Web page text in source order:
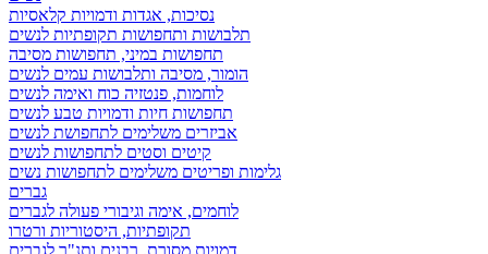
נסיכות, אגדות ודמויות קלאסיות
תלבושות ותחפושות תקופתיות לנשים
תחפושות במיני, תחפושות מסיבה
הומור, מסיבה ותלבושות עמים לנשים
לוחמות, פנטזיה כוח ואימה לנשים
תחפושות חיות ודמויות טבע לנשים
אביזרים משלימים לתחפושת לנשים
קיטים וסטים לתחפושות לנשים
גלימות ופריטים משלימים לתחפושות נשים
גברים
לוחמים, אימה וגיבורי פעולה לגברים
תקופתיות, היסטוריות ורטרו
דמויות מסורת, רבנים ותנ"ך לגברים